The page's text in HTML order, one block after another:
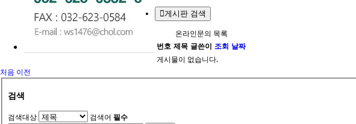
게시판 검색
온라인문의 목록
번호 제목 글쓴이 조회 날짜
게시물이 없습니다.
처음 이전
검색
검색대상 검색어 필수